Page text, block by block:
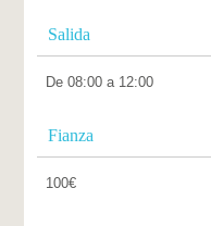
Salida
De 08:00 a 12:00
Fianza
100€